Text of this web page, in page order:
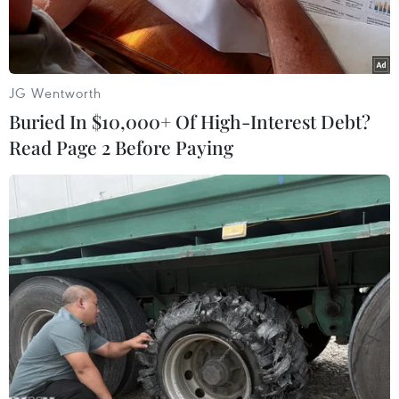
trận đấu.
Dù gặp phải vấn đề ở lưng nhưng Guardiola vẫn
cố gắng đếnMestalla để trực tiếp chỉ đạo cũng
Tuy nhiên, trong suốt thời gian diễn ra trận đấu,
vị chiếnlược gia này dường như đã phải nén
đau chứng kiến các cầu thủ của ông thi đấu.
Thậm chí khi Messi "nổ súng" mang chiến thắng
về cho đội nhà, ông dường nhưkhông còn thể
chịu đựng được nữa và nỗi đau hiện rõ trên
khuôn mặt.
Thế nên sau trận đấu, thay vì tham dự buổi họp
JG Wentworth
Buried In $10,000+ Of High-Interest Debt?
Read Page 2 Before Paying